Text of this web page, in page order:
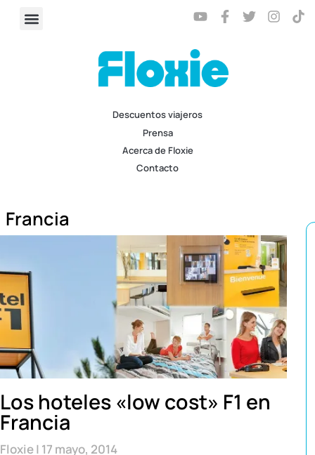
Descuentos viajeros
Prensa
Acerca de Floxie
Contacto
Francia
Los hoteles «low cost» F1 en
Francia
Floxie 17 mayo, 2014